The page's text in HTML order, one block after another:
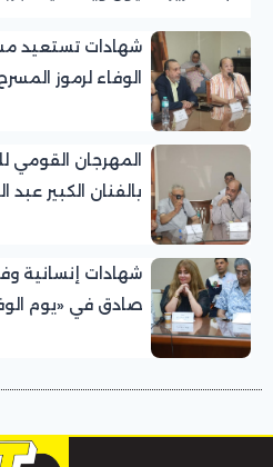
شهادات تستعيد
الوفاء لرموز
المهرجان
بالفنان الكبير
شهادات إنسانية
صادق في «يوم